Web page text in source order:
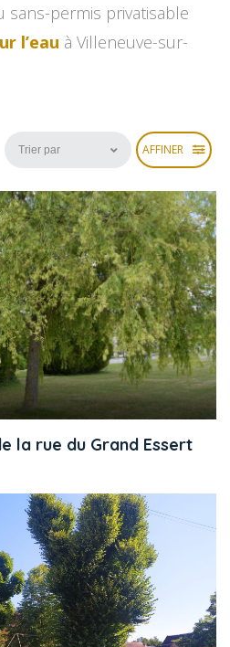
sans-permis privatisable
l’eau à Villeneuve-sur-
AFFINER
la rue du Grand Essert